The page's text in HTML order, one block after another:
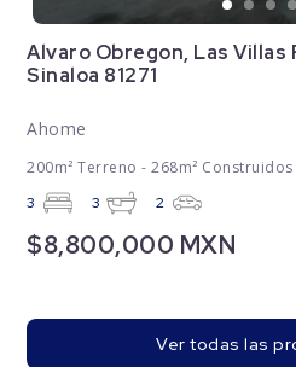
Alvaro Obregon, Las Villas
Sinaloa 81271
Ahome
200m² Terreno - 268m² Construidos
3 3 2
$8,800,000 MXN
Ver todas las